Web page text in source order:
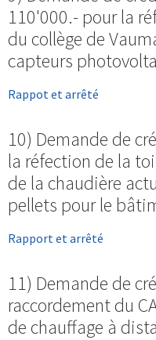
110'000.- pour la
du collège de
capteurs
Rappot et arrêté
10) Demande de
la réfection de la
de la chaudière
pellets pour le
Rapport et arrêté
11) Demande de
raccordement du
de chauffage à